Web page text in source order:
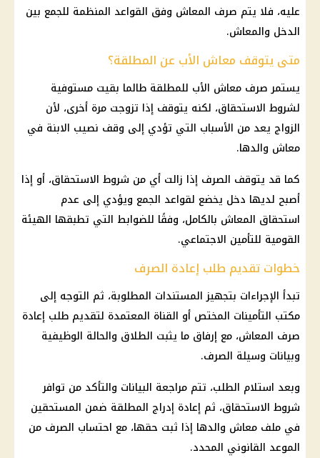
عليه، فلا يتم صرف المعاش وفق القواعد المنظمة للجمع بين
الدخل والمعاش.
متى يتوقف معاش الأب عن المطلقة؟
يستمر صرف معاش الأب للمطلقة طالما بقيت مستوفية
لشروط الاستحقاق، لكنه يتوقف إذا تزوجت مرة أخرى، لأن
الزواج يعد من الأسباب التي تؤدي إلى وقف نصيب الابنة في
معاش والدها.
كما قد يتوقف الصرف إذا زالت أي من شروط الاستحقاق، أو إذا
أصبح لديها دخل يخضع لقواعد الجمع ويؤدي إلى عدم
استحقاق المعاش بالكامل، وفقًا للضوابط التي تطبقها الهيئة
القومية للتأمين الاجتماعي.
خطوات تقديم طلب إعادة الصرف
تبدأ الإجراءات بتجهيز المستندات المطلوبة، ثم التوجه إلى
مكتب التأمينات المختص أو القناة المعتمدة لتقديم طلب إعادة
صرف المعاش، مع إرفاق ما يثبت الطلاق والحالة الوظيفية
وبيانات وسيلة الصرف.
وبعد استلام الطلب، تتم مراجعة البيانات والتأكد من توافر
شروط الاستحقاق، ثم إعادة إدراج المطلقة ضمن المستحقين
في ملف معاش والدها إذا ثبت حقها، مع احتساب الصرف من
الموعد القانوني المحدد.